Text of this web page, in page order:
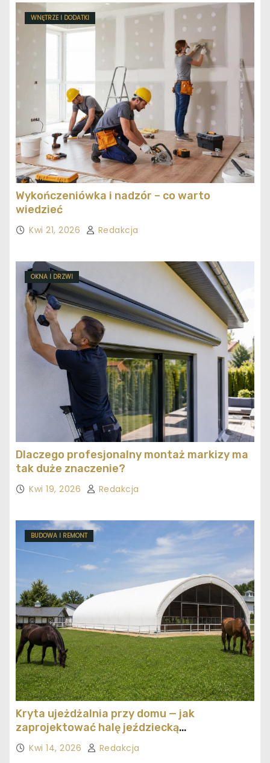
WNĘTRZE I DODATKI
Wykończeniówka i nadzór – co warto
wiedzieć
Kwi 21, 2026 Redakcja
OKNA I DRZWI
Dlaczego profesjonalny montaż markizy ma
tak duże znaczenie?
Kwi 19, 2026 Redakcja
BUDOWA I REMONT
Kryta ujeżdżalnia przy domu — jak
zaprojektować halę jeździecką
ekonomicznie
Kwi 14, 2026 Redakcja